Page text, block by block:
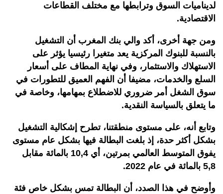
لديناميات السوق وترابطها مع مختلف القطاعات
الاقتصادية.
ومن جهة أخرى، أكد والي بنك المغرب أن التشغيل
بالنسبة للبنوك المركزية يعد متغيرا رئيسيا يؤثر على
الاستهلاك والاستثمار، وفي نهاية المطاف على أسعار
السلع والخدمات، مضيفا أن الفهم العميق للتطورات في
سوق الشغل أمر ضروري للاضطلاع بمهامها، وخاصة في
ما يتعلق بالسياسة النقدية.
وتابع أنه، على مستوى منطقتنا، تطرح إشكالية التشغيل
بشكل أكثر حدة، إذ بلغت البطالة فيها بشكل عام مستوى
يفوق المتوسط العالمي بمرتين، أي 10,4 بالمائة مقابل
5,8 بالمائة في عام 2022.
وأوضح في هذا الصدد، أن البطالة تمس بشكل خاص فئة